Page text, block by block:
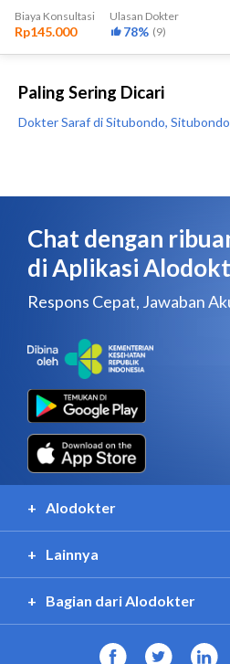
Paling Sering Dicari
Dokter Saraf di Situbondo, Situbondo